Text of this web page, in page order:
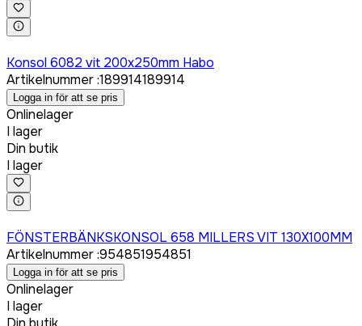
Konsol 6082 vit 200x250mm Habo
Artikelnummer:189914189914
Logga in för att se pris
Onlinelager
I lager
Din butik
I lager
FÖNSTERBÄNKSKONSOL 658 MILLERS VIT 130X100MM
Artikelnummer:954851954851
Logga in för att se pris
Onlinelager
I lager